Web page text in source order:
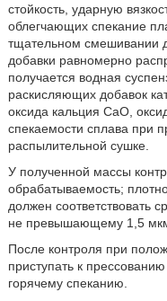
стойкость, ударную
облегчающих спекание
тщательном смешивании
добавки равномерно
получается водная
раскисляющих добавок
оксида кальция СаО,
спекаемости сплава при
распылительной сушке.
У полученной массы
обрабатываемость;
должен соответствовать
не превышающему 1,5
После контроля при
приступать к
горячему спеканию.